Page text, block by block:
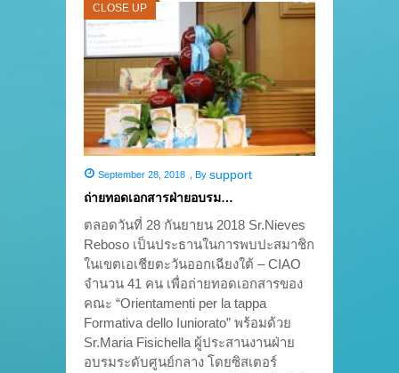
CLOSE UP
September 28, 2018 By support
ถ่ายทอดเอกสารฝ่ายอบรม…
ตลอดวันที่ 28 กันยายน 2018 Sr.Nieves
Reboso เป็นประธานในการพบปะสมาชิก
ในเขตเอเชียตะวันออกเฉียงใต้ – CIAO
จำนวน 41 คน เพื่อถ่ายทอดเอกสารของ
คณะ “Orientamenti per la tappa
Formativa dello Iuniorato” พร้อมด้วย
Sr.Maria Fisichella ผู้ประสานงานฝ่าย
อบรมระดับศูนย์กลาง โดยซิสเตอร์